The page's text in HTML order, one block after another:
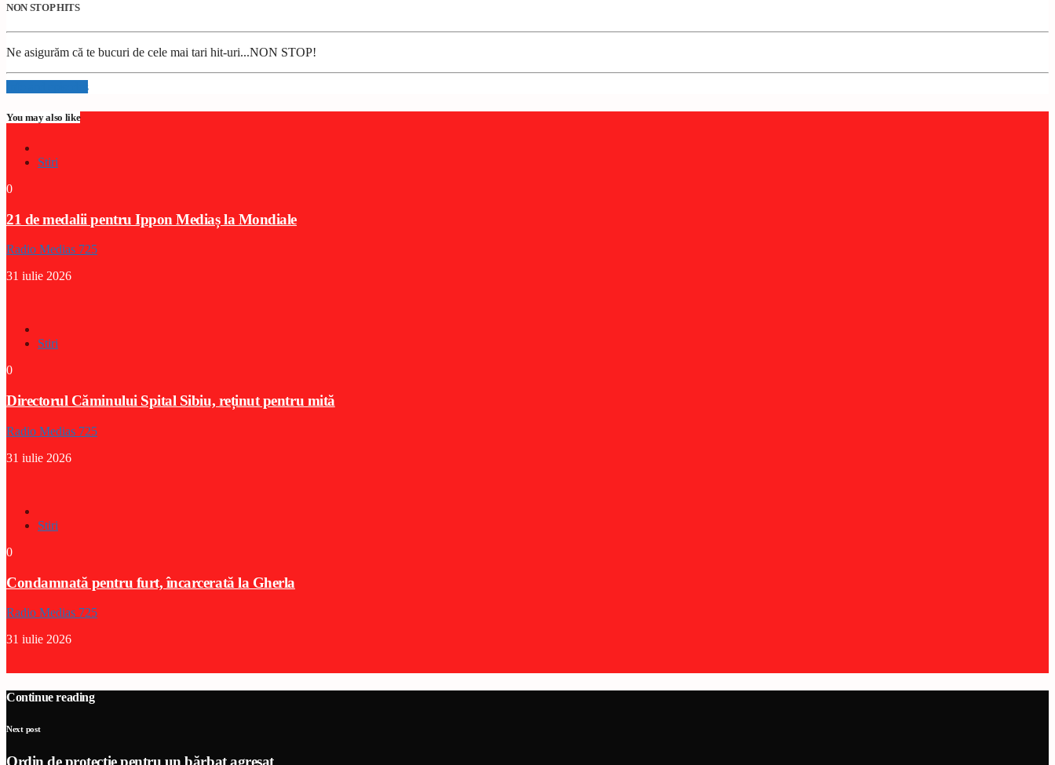
NON STOP HITS
Ne asigurăm că te bucuri de cele mai tari hit-uri...NON STOP!
Info and episodes
You may also like
Stiri
0
21 de medalii pentru Ippon Mediaș la Mondiale
Radio Medias 725
31 iulie 2026
Stiri
0
Directorul Căminului Spital Sibiu, reținut pentru mită
Radio Medias 725
31 iulie 2026
Stiri
0
Condamnată pentru furt, încarcerată la Gherla
Radio Medias 725
31 iulie 2026
Continue reading
Next post
Ordin de protecție pentru un bărbat agresat